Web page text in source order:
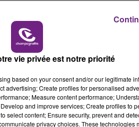
de ce spectacle.
nous dévoile le thème central de
vie privée est notre priorité
based on your consent and/or our legitimate
advertising; Create profiles for personalised
Measure content performance;
and improve services; Create profiles to
select content; Ensure security, prevent and
privacy choices. These technologies